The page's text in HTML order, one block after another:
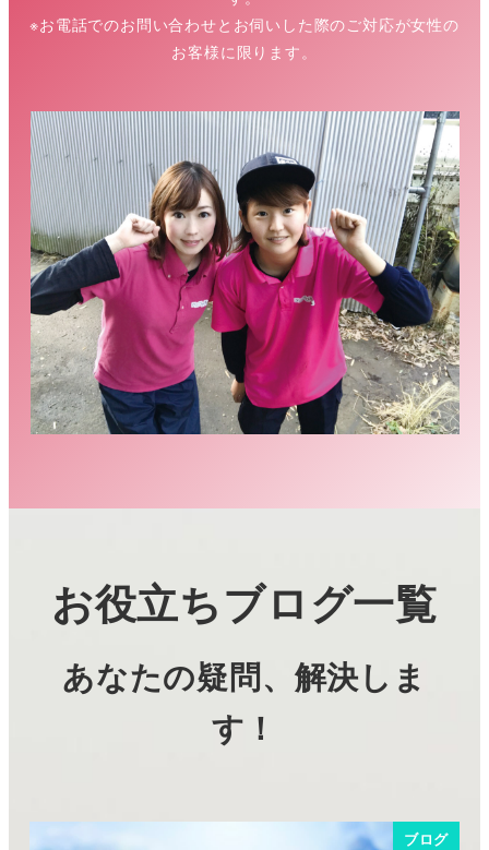
※お電話でのお問い合わせとお伺いした際のご対応が女性の
お客様に限ります。
お役立ちブログ一覧
あなたの疑問、解決しま
す！
ブログ